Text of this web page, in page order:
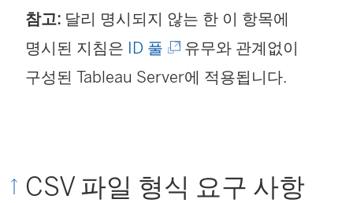
참고: 달리 명시되지 않는 한 이 항목에
명시된 지침은 ID 풀 (
링
창
유무와 관계없이
구성된 Tableau Server에 적용됩니다.
CSV 파일 형식 요구 사항